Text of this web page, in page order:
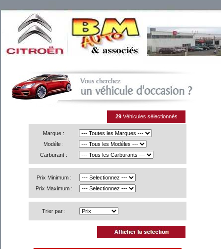
29Véhicules sélectionnés
Marque :
Modéle :
Carburant :
Prix Minimum :
Prix Maximum :
Trier par :